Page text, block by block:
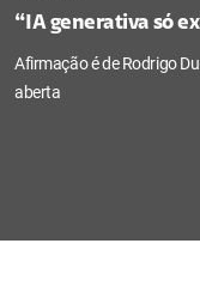
“IA generativa só
Afirmação é de Rodrigo
aberta